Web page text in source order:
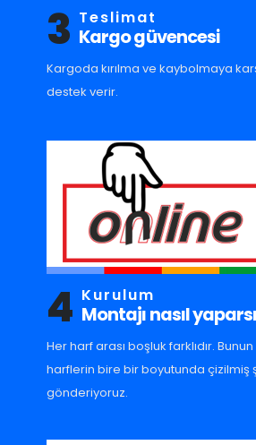
3 Teslimat
Kargo güvencesi
Kargoda kırılma ve kaybolmaya
destek verir.
4 Kurulum
Montajı nasıl
Her harf arası boşluk farklıdır.
harflerin bire bir boyutunda çizilmiş
gönderiyoruz.